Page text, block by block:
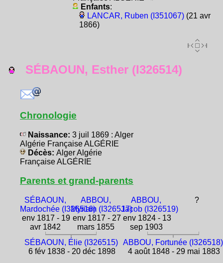
Enfants:
LANCAR, Ruben (I351067)(21 avr
1866)
SÉBAOUN, Esther (I326514)
Chronologie
Naissance: 3 juil 1869 : Alger
Algérie Française ALGÉRIE
Décès: Alger Algérie
Française ALGÉRIE
Parents et grand-parents
SÉBAOUN,
Mardochée (I326516)
env 1817 - 19
avr 1842
ABBOU,
Myriam (I326517)
env 1817 - 27
mars 1855
ABBOU,
Jacob (I326519)
env 1824 - 13
sep 1903
?
SÉBAOUN, Élie (I326515)
6 fév 1838 - 20 déc 1898
ABBOU, Fortunée (I326518)
4 août 1848 - 29 mai 1883